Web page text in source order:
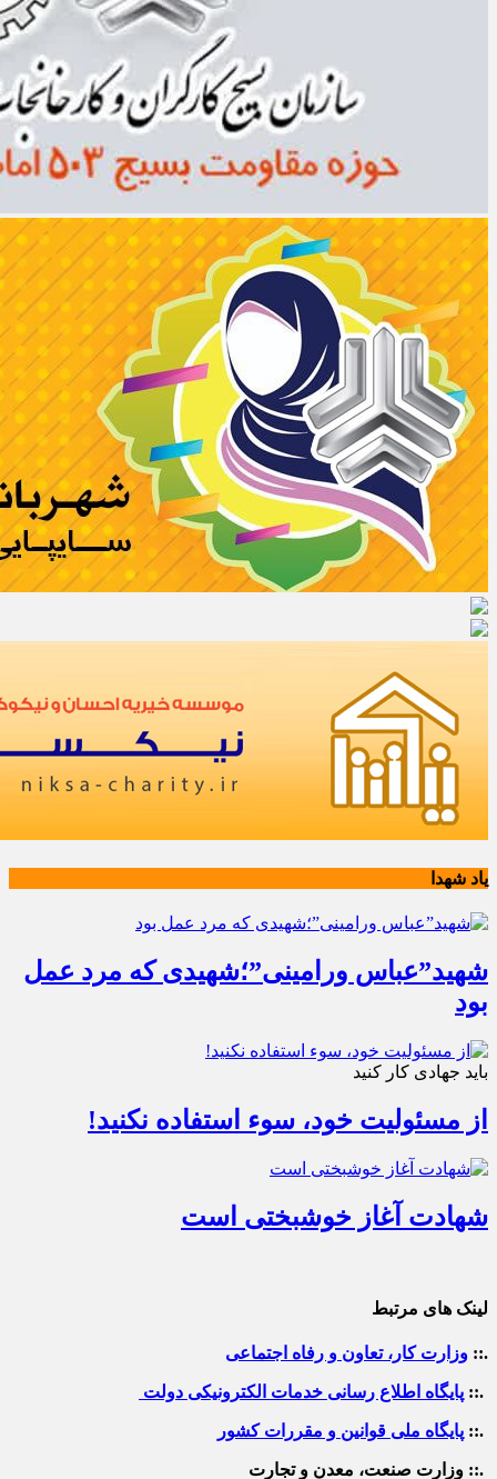
یاد شهدا
شهید”عباس ورامینی”؛شهیدی که مرد عمل
بود
باید جهادی کار کنید
از مسئولیت خود، سوء استفاده نکنید!
شهادت آغاز خوشبختی است
لینک های مرتبط
.:: وزارت کار، تعاون و رفاه اجتماعی
.:: پایگاه اطلاع رسانی خدمات الکترونیکی دولت
.:: پایگاه ملی قوانین و مقررات کشور
.:: وزارت صنعت، معدن و تجارت